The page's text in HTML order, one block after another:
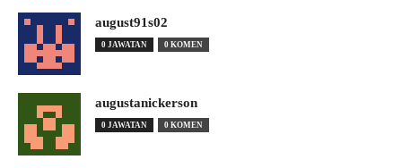
august91s02
0 JAWATAN 0 KOMEN
augustanickerson
0 JAWATAN 0 KOMEN